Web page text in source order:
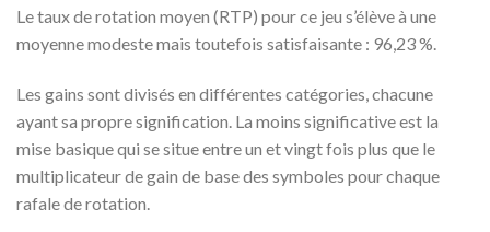
Le taux de rotation moyen (RTP) pour ce jeu s’élève à une
moyenne modeste mais toutefois satisfaisante : 96,23 %.
Les gains sont divisés en différentes catégories, chacune
ayant sa propre signification. La moins significative est la
mise basique qui se situe entre un et vingt fois plus que le
multiplicateur de gain de base des symboles pour chaque
rafale de rotation.